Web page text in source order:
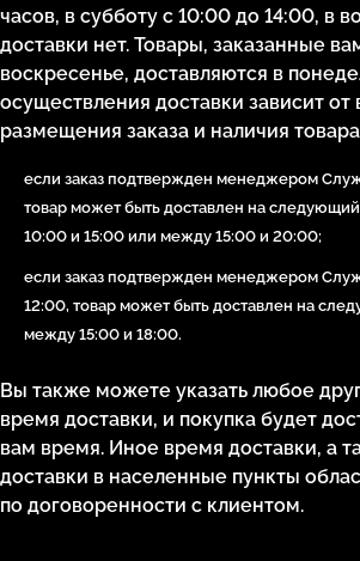
часов, в субботу с 10:00 до 14:00, в
доставки нет. Товары, заказанные
воскресенье, доставляются в
осуществления доставки зависит от
размещения заказа и наличия
если заказ подтвержден менеджером
товар может быть доставлен на
10:00 и 15:00 или между 15:00 и 20:00;
если заказ подтвержден менеджером
12:00, товар может быть доставлен на
между 15:00 и 18:00.
Вы также можете указать любое
время доставки, и покупка будет
вам время. Иное время доставки, а
доставки в населенные пункты
по договоренности с клиентом.